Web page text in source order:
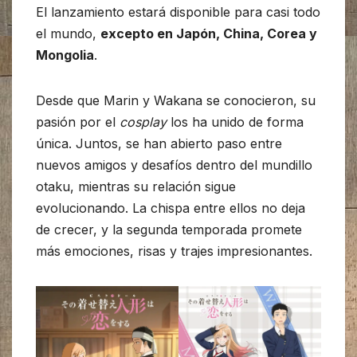
El lanzamiento estará disponible para casi todo
el mundo, excepto en Japón, China, Corea y
Mongolia.
Desde que Marin y Wakana se conocieron, su
pasión por el cosplaylos ha unido de forma
única. Juntos, se han abierto paso entre
nuevos amigos y desafíos dentro del mundillo
otaku, mientras su relación sigue
evolucionando. La chispa entre ellos no deja
de crecer, y la segunda temporada promete
más emociones, risas y trajes impresionantes.